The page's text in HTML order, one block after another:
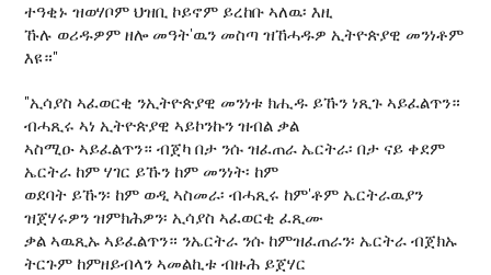
ተዓቂኑ ዝወሃቦም ህዝቢ ኮይኖም ይረከቡ ኣለዉ፡ እዚ
ኹሉ ወሪዱዎም ዘሎ መዓት'ዉን መስጣ ዝኸሓዱዎ ኢትዮጵያዊ መንነቶም
እዩ።"
"ኢሳያስ ኣፈወርቂ ንኢትዮጵያዊ መንነቱ ክሒዱ ይኹን ነጺጉ ኣይፈልጥን።
ብሓጺሩ ኣነ ኢትዮጵያዊ ኣይኮንኩን ዝብል ቃል
ኣስሚዑ ኣይፈልጥን። ብጀካ በታ ንሱ ዝፈጠራ ኤርትራ፡ በታ ናይ ቀደም
ኤርትራ ከም ሃገር ይኹን ከም መንነት፡ ከም
ወደባት ይኹን፡ ከም ወዲ ኣስመራ፡ ብሓጺሩ ከም'ቶም ኤርትራዉያን
ዝጀሃሩዎን ዝምክሕዎን፡ ኢሳያስ ኣፈወርቂ ፈጺሙ
ቃል ኣዉጺኡ ኣይፈልጥን። ንኤርትራ ንሱ ከምዝፈጠራን፡ ኤርትራ ብጀክኡ
ትርጉም ከምዘይብላን ኣመልኪቱ ብዙሕ ይጀሃር